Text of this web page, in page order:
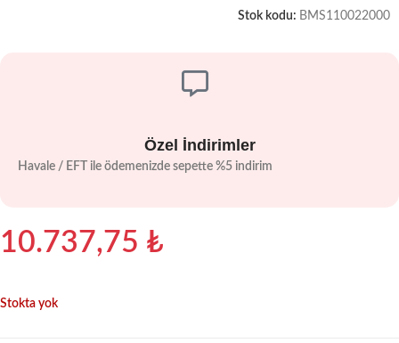
Stok kodu: BMS110022000
Özel İndirimler
Havale / EFT ile ödemenizde sepette %5 indirim
10.737,75 ₺
Stokta yok